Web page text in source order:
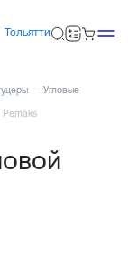
Тольятти
— Угловые
Pemaks